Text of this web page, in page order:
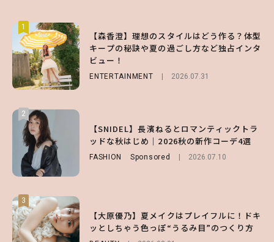
1
【森香澄】理想のスタイルはどう作る？体型
キープの秘訣や夏の過ごし方など独占インタ
ビュー！
ENTERTAINMENT 2026.07.31
2
【SNIDEL】長濱ねるとロマンティックトラ
ッドな秋はじめ｜2026秋の新作コーデ4選
FASHION Sponsored 2026.07.10
3
【大原優乃】夏メイクはプレイフルに！ドキ
ッとしちゃう色っぽ“うるみ目”のつくり方
1
【ハローキティ】がスシローと初コラボ♡
第1弾の気になるメニュー＆限定グッズを総
チェック！
LIFESTYLE 2026.07.31
2
【大原優乃】夏メイクはプレイフルに！ドキ
ッとしちゃう色っぽ“うるみ目”のつくり方
BEAUTY 2026.08.01
3
【スタバ】約160通りのカスタマイズができ
る⁉ 39店舗限定『My フルーツ³ フラペチー
ノ®』を徹底レポ♡
1
【SNIDEL】長濱ねるとロマンティックトラ
ッドな秋はじめ｜2026秋の新作コーデ4選
2
【付録】総柄ハローキティが可愛すぎ♡ 紀
ノ国屋コラボの“優秀保冷バッグ”は夏の強
い味方！【オトナミューズ9月号増刊】
3
【谷まりあ】夏は“シアースカート”でさり
げなく肌見せ！透け感のニュアンスを楽しめ
るマストハブアイテム4選